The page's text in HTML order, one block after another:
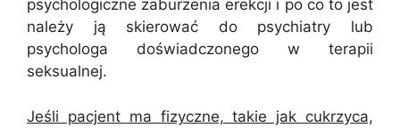
psychologiczne zaburzenia erekcji i po co to jest
należy ją skierować do psychiatry lub
psychologa doświadczonego w terapii
seksualnej.
Jeśli pacjent ma fizyczne, takie jak cukrzyca,